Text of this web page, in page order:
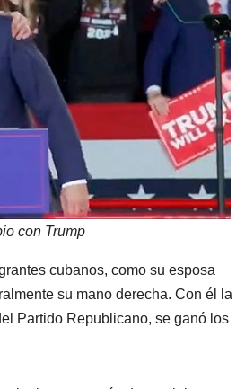
con Trump
cubanos, como su esposa
su mano derecha. Con él la
Partido Republicano, se ganó los